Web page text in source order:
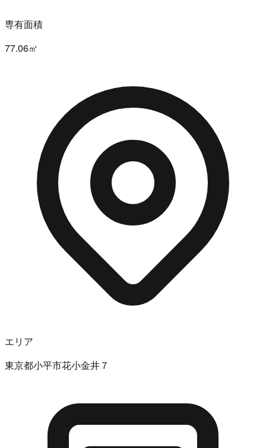
専有面積
77.06㎡
エリア
東京都小平市花小金井７